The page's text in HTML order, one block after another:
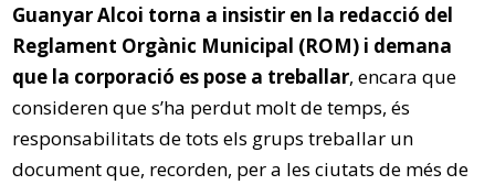
Guanyar Alcoi torna a insistir en la redacció del
Reglament Orgànic Municipal (ROM) i demana
que la corporació es pose a treballar, encara que
consideren que s’ha perdut molt de temps, és
responsabilitats de tots els grups treballar un
document que, recorden, per a les ciutats de més de